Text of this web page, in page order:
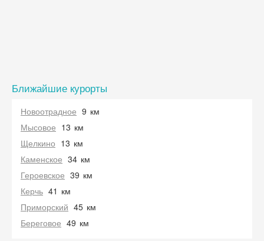
Ближайшие курорты
Новоотрадное 9 км
Мысовое 13 км
Щелкино 13 км
Каменское 34 км
Героевское 39 км
Керчь 41 км
Приморский 45 км
Береговое 49 км